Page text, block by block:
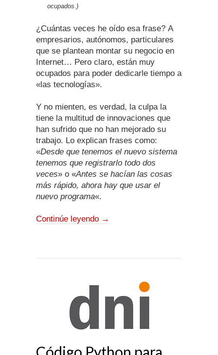
ocupados.)
¿Cuántas veces he oído esa frase? A
empresarios, autónomos, particulares
que se plantean montar su negocio en
Internet… Pero claro, están muy
ocupados para poder dedicarle tiempo a
«las tecnologías».
Y no mienten, es verdad, la culpa la
tiene la multitud de innovaciones que
han sufrido que no han mejorado su
trabajo. Lo explican frases como:
«Desde que tenemos el nuevo sistema
tenemos que registrarlo todo dos
veces» o «Antes se hacían las cosas
más rápido, ahora hay que usar el
nuevo programa«.
Continúe leyendo →
Código Python para